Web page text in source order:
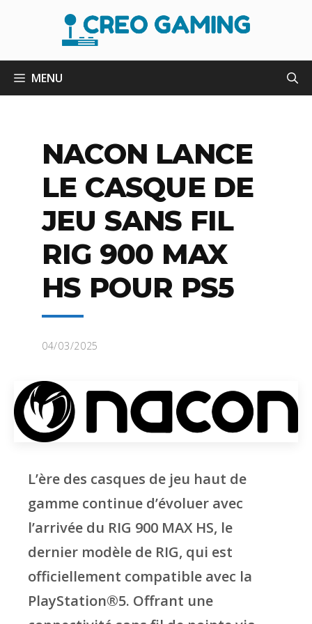
MENU
NACON LANCE
LE CASQUE DE
JEU SANS FIL
RIG 900 MAX
HS POUR PS5
04/03/2025
L’ère des casques de jeu haut de
gamme continue d’évoluer avec
l’arrivée du RIG 900 MAX HS, le
dernier modèle de RIG, qui est
officiellement compatible avec la
PlayStation®5. Offrant une